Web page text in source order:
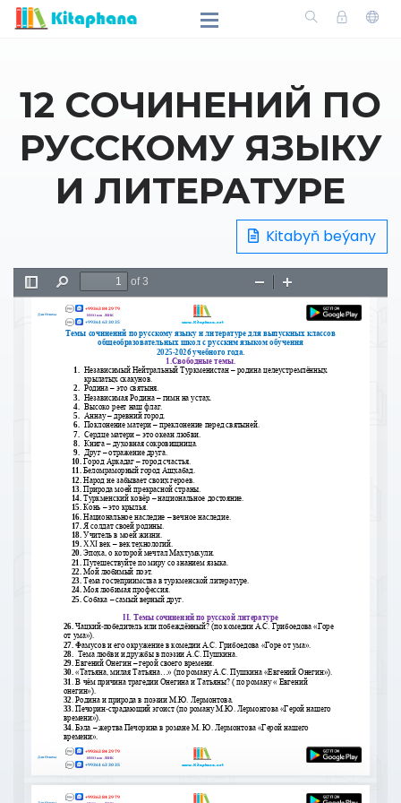
12 СОЧИНЕНИЙ ПО
РУССКОМУ ЯЗЫКУ
И ЛИТЕРАТУРЕ
Kitabyň beýany